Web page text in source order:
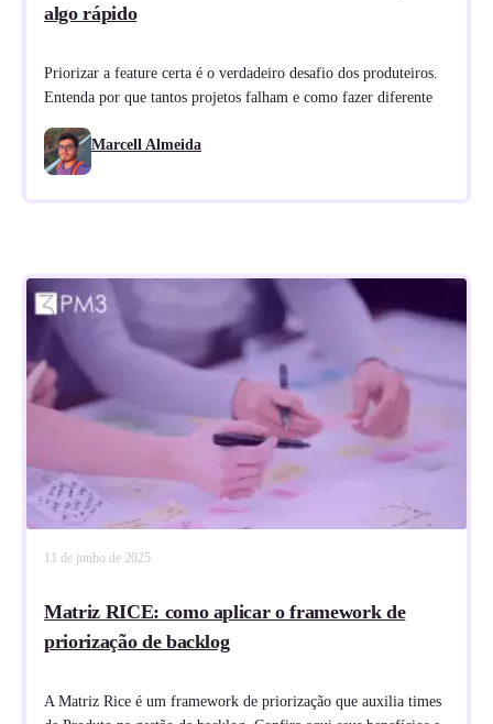
algo rápido
Priorizar a feature certa é o verdadeiro desafio dos produteiros.
Entenda por que tantos projetos falham e como fazer diferente
Marcell Almeida
11 de junho de 2025
Matriz RICE: como aplicar o framework de
priorização de backlog
A Matriz Rice é um framework de priorização que auxilia times